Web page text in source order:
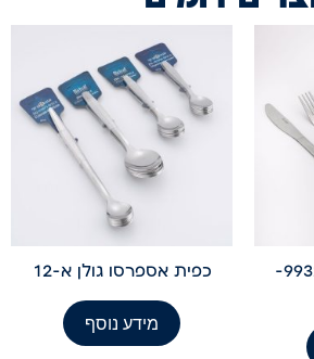
גולן מזלג שולחן 99329-
כפית אספרסו גולן א-12
מידע נוסף